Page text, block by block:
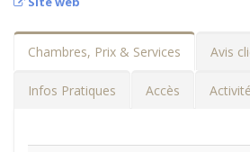
Chambres, Prix & Services Avis
Infos Pratiques Accès